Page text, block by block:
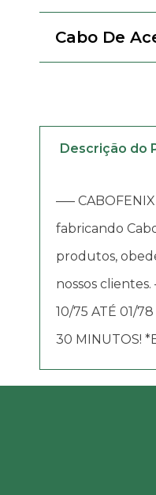
Cabo De
Descrição do
—–
fabricando
produtos,
nossos clientes.
10/75 ATÉ 01/
30 MINUTOS!